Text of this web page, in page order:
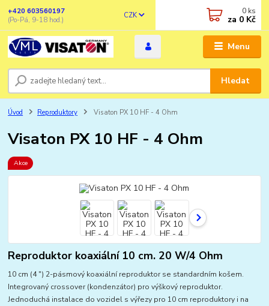
Menu
CZK
Hledat
+420 603560197
(Po-Pá, 9-18 hod.)
0 ks
za 0 Kč
Úvod Reproduktory Visaton PX 10 HF - 4 Ohm
Visaton PX 10 HF - 4 Ohm
Akce
Reproduktor koaxiální 10 cm. 20 W/4 Ohm
10 cm (4 ") 2-pásmový koaxiální reproduktor se standardním košem.
Integrovaný crossover (kondenzátor) pro výškový reproduktor.
Jednoduchá instalace do vozidel s výřezy pro 10 cm reproduktory i na